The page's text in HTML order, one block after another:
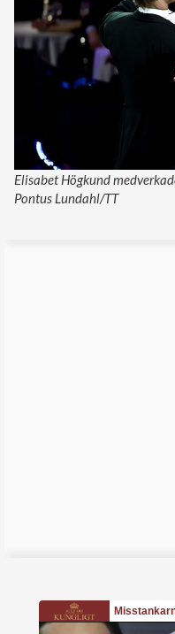
Elisabet Högkund
Pontus Lundahl/TT